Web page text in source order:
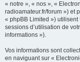
« notre », « nos », «
radioamateur.fr/forum ») et
« phpBB Limited »)
sessions d’utilisation de
informations »).
Vos informations sont
en naviguant sur «